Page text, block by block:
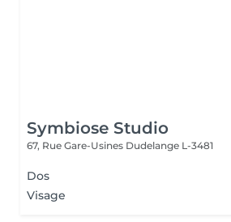
Symbiose Studio
67, Rue Gare-Usines Dudelange L-3481
Dos
Visage